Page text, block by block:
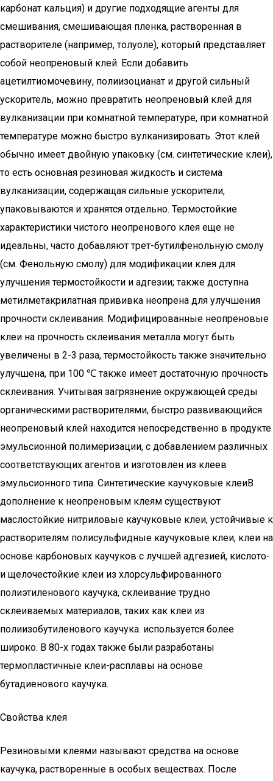
карбонат кальция) и другие подходящие агенты для
смешивания, смешивающая пленка, растворенная в
растворителе (например, толуоле), который представляет
собой неопреновый клей. Если добавить
ацетилтиомочевину, полиизоцианат и другой сильный
ускоритель, можно превратить неопреновый клей для
вулканизации при комнатной температуре, при комнатной
температуре можно быстро вулканизировать. Этот клей
обычно имеет двойную упаковку (см. синтетические клеи),
то есть основная резиновая жидкость и система
вулканизации, содержащая сильные ускорители,
упаковываются и хранятся отдельно. Термостойкие
характеристики чистого неопренового клея еще не
идеальны, часто добавляют трет-бутилфенольную смолу
(см. Фенольную смолу) для модификации клея для
улучшения термостойкости и адгезии; также доступна
метилметакрилатная прививка неопрена для улучшения
прочности склеивания. Модифицированные неопреновые
клеи на прочность склеивания металла могут быть
увеличены в 2-3 раза, термостойкость также значительно
улучшена, при 100 ℃ также имеет достаточную прочность
склеивания. Учитывая загрязнение окружающей среды
органическими растворителями, быстро развивающийся
неопреновый клей находится непосредственно в продукте
эмульсионной полимеризации, с добавлением различных
соответствующих агентов и изготовлен из клеев
эмульсионного типа. Синтетические каучуковые клеиВ
дополнение к неопреновым клеям существуют
маслостойкие нитриловые каучуковые клеи, устойчивые к
растворителям полисульфидные каучуковые клеи, клеи на
основе карбоновых каучуков с лучшей адгезией, кислото-
и щелочестойкие клеи из хлорсульфированного
полиэтиленового каучука, склеивание трудно
склеиваемых материалов, таких как клеи из
полиизобутиленового каучука. используется более
широко. В 80-х годах также были разработаны
термопластичные клеи-расплавы на основе
бутадиенового каучука.
Свойства клея
Резиновыми клеями называют средства на основе
каучука, растворенные в особых веществах. После